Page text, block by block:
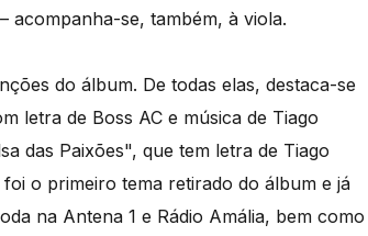
acompanha-se, também, à viola.
do álbum. De todas elas, destaca-se
letra de Boss AC e música de Tiago
das Paixões", que tem letra de Tiago
o primeiro tema retirado do álbum e já
na Antena 1 e Rádio Amália, bem como